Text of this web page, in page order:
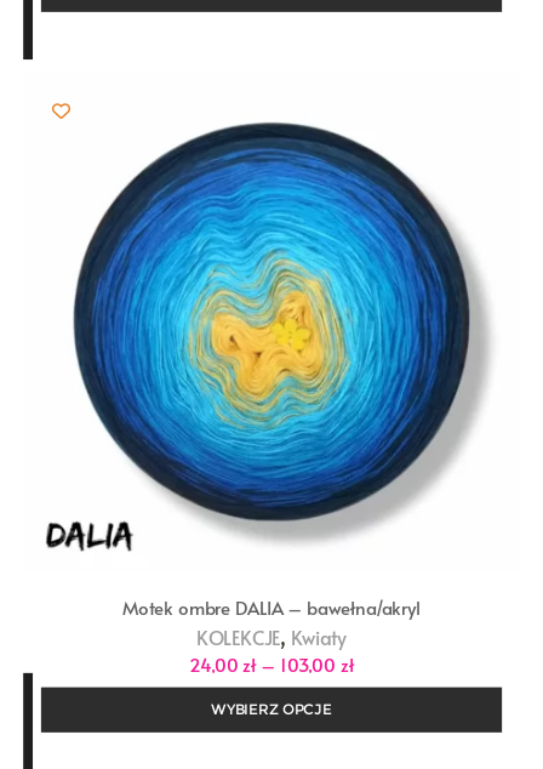
do
Motek ombre DALIA – bawełna/akryl
KOLEKCJE, Kwiaty
24,00zł – 103,00 złZakres
cen:
do
WYBIERZ OPCJE